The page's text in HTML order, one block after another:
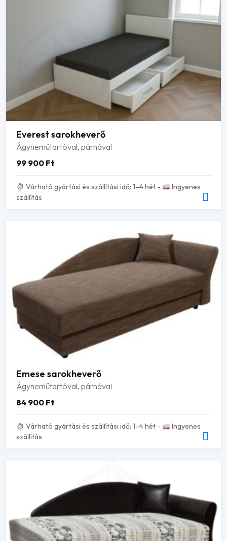
Everest sarokheverő
Ágyneműtartóval, párnával
99 900 Ft
Várható gyártási és szállítási idő: 1–4 hét -
Ingyenes
szállítás
Emese sarokheverő
Ágyneműtartóval, párnával
84 900 Ft
Várható gyártási és szállítási idő: 1–4 hét -
Ingyenes
szállítás